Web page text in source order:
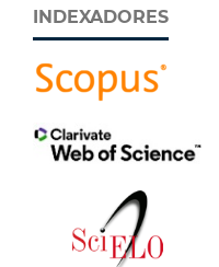
INDEXADORES